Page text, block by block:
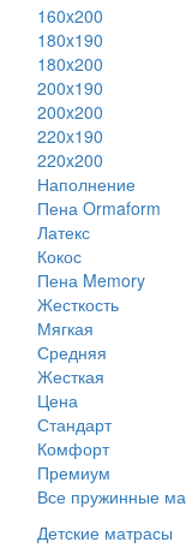
160x200
180x190
180x200
200x190
200x200
220x190
220x200
Наполнение
Пена Ormaform
Латекс
Кокос
Пена Memory
Жесткость
Мягкая
Средняя
Жесткая
Цена
Стандарт
Комфорт
Премиум
Все пружинные
Детские матрасы